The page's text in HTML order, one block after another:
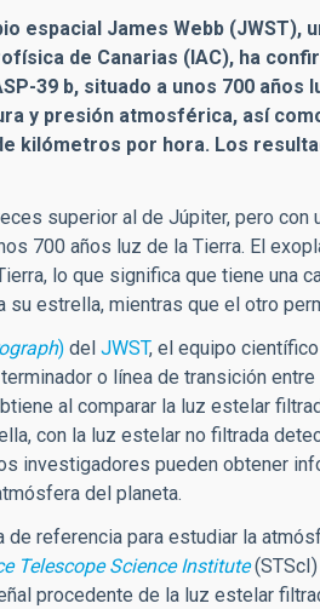
espacial James Webb (JWST),
de Canarias (IAC), ha
39 b, situado a unos 700 años
y presión atmosférica, así
kilómetros por hora. Los
superior al de Júpiter, pero con
700 años luz de la Tierra. El
lo que significa que tiene una
estrella, mientras que el otro
) del JWST, el equipo
o línea de transición
al comparar la luz estelar
con la luz estelar no filtrada
investigadores pueden obtener
del planeta.
referencia para estudiar la
Telescope Science Institute(STScI)
procedente de la luz estelar